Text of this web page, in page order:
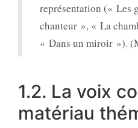
représentation (« Les
chanteur », « La
« Dans un miroir »).
1.2. La voix
matériau